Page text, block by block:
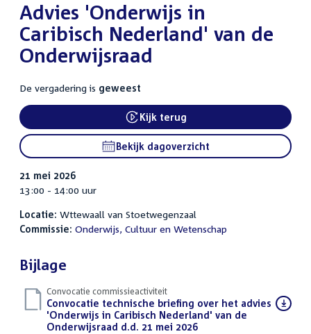
Advies 'Onderwijs in
Caribisch Nederland' van de
Onderwijsraad
De vergadering is geweest
External link:
Kijk terug
Bekijk dagoverzicht
21 mei 2026
13:00 - 14:00 uur
Locatie: Wttewaall van Stoetwegenzaal
Commissie: Onderwijs, Cultuur en Wetenschap
Bijlage
Convocatie commissieactiviteit
Download
bestand:
Convocatie technische briefing over het advies
'Onderwijs in Caribisch Nederland' van de
Onderwijsraad d.d. 21 mei 2026(PDF)